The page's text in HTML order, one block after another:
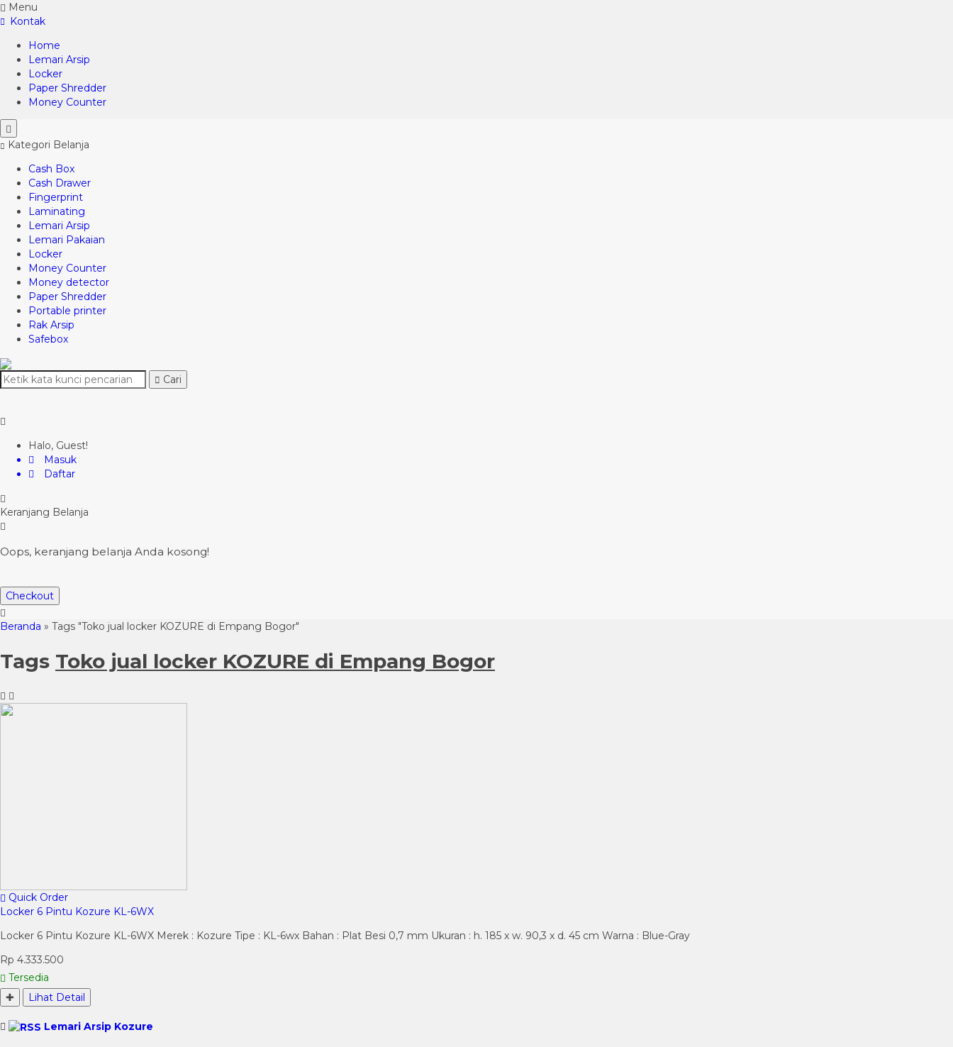
Menu
Kontak
Home
Lemari Arsip
Locker
Paper Shredder
Money Counter
Kategori Belanja
Cash Box
Cash Drawer
Fingerprint
Laminating
Lemari Arsip
Lemari Pakaian
Locker
Money Counter
Money detector
Paper Shredder
Portable printer
Rak Arsip
Safebox
Cari
Halo, Guest!
Masuk
Daftar
Keranjang Belanja
Oops, keranjang belanja Anda kosong!
Checkout
Beranda » Tags "Toko jual locker KOZURE di Empang Bogor"
Tags Toko jual locker KOZURE di Empang Bogor
Quick Order
Locker 6 Pintu Kozure KL-6WX
Locker 6 Pintu Kozure KL-6WX Merek : Kozure Tipe : KL-6wx Bahan : Plat Besi 0,7 mm Ukuran : h. 185 x w. 90,3 x d. 45 cm Warna : Blue-Gray
Rp 4.333.500
Tersedia
✚
Lihat Detail
Lemari Arsip Kozure